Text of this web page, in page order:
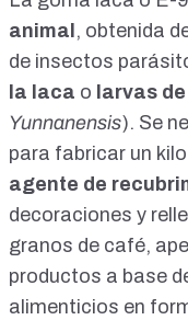
animal , obtenida
de insectos
la laca o larvas
Yunnanensis). Se
para fabricar un
agente de
decoraciones y
granos de café,
productos a base
alimenticios en